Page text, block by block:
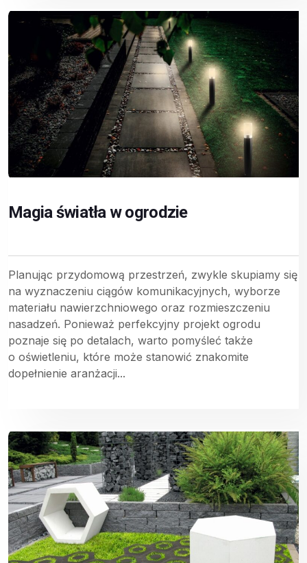
Magia światła w ogrodzie
Planując przydomową przestrzeń, zwykle skupiamy się
na wyznaczeniu ciągów komunikacyjnych, wyborze
materiału nawierzchniowego oraz rozmieszczeniu
nasadzeń. Ponieważ perfekcyjny projekt ogrodu
poznaje się po detalach, warto pomyśleć także
o oświetleniu, które może stanowić znakomite
dopełnienie aranżacji...